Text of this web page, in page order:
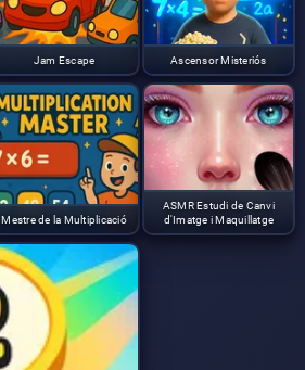
Jam Escape Ascensor Misteriós
Mestre de la Multiplicació
ASMR Estudi de Canvi
d'Imatge i Maquillatge